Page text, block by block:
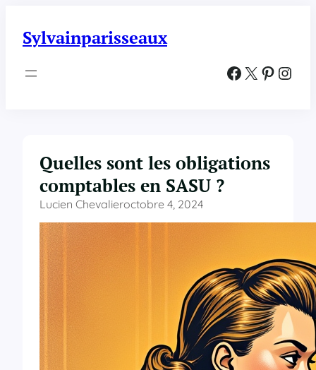
contenu
Sylvainparisseaux
Facebook X Pinterest Instagram
Quelles sont les obligations
comptables en SASU ?
Lucien Chevalieroctobre 4, 2024